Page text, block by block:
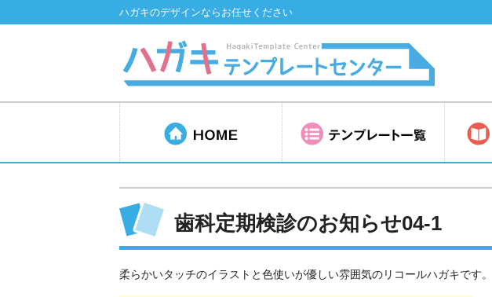
ハガキのデザインならお任せください
歯科定期検診のお知らせ04-1
柔らかいタッチのイラストと色使いが優しい雰囲気のリコールハガキです。